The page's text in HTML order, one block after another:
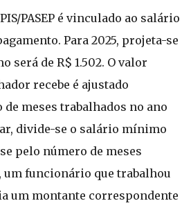
PASEP é vinculado ao salário
Para 2025, projeta-se
será de R$ 1.502. O valor
recebe é ajustado
meses trabalhados no ano
divide-se o salário mínimo
pelo número de meses
um funcionário que trabalhou
um montante correspondente